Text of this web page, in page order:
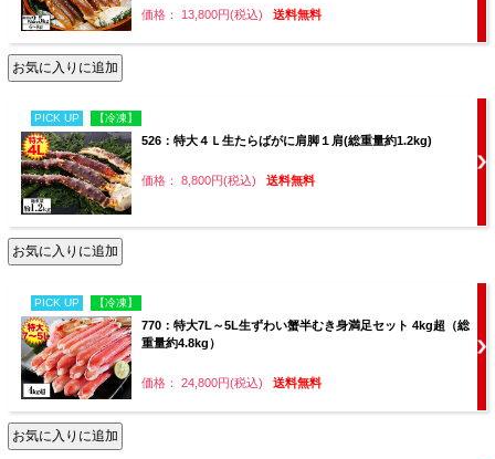
価格： 13,800円(税込) 送料無料
PICK UP 【冷凍】
526：特大４Ｌ生たらばがに肩脚１肩(総重量約1.2kg)
価格： 8,800円(税込) 送料無料
PICK UP 【冷凍】
770：特大7L～5L生ずわい蟹半むき身満足セット 4kg超（総
重量約4.8kg）
価格： 24,800円(税込) 送料無料